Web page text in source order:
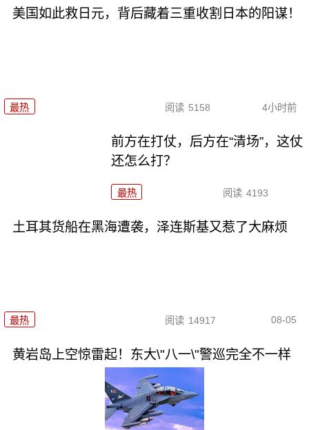
美国如此救日元，背后藏着三重收割日本的阳谋！
最热 阅读 5158 4小时前
前方在打仗，后方在“清场”，这仗
还怎么打？
最热 阅读 4193
土耳其货船在黑海遭袭，泽连斯基又惹了大麻烦
最热 阅读 14917 08-05
黄岩岛上空惊雷起！东大\"八一\"警巡完全不一样